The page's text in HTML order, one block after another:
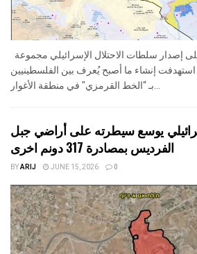
استهدفت إنشاء ما أصبح يُعرف بين الفلسطينيين
بـ “الخط القرمزي" في منطقة الأغوار...
يوسع سيطرته على أراضي جبل
الفرديس بمصادرة 317 دونم اخرى
BYARIJ JUNE 15, 2026 0